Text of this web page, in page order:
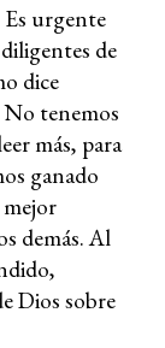
Es urgente
de
dice
tenemos
más, para
ganado
demás. Al
Dios sobre